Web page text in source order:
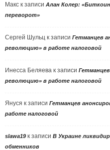
Макс к записи Алан Колер:
переворот»
Сергей Шульц к записи Гетманцев
революцию» в работе налоговой
Инесса Беляева к записи
революцию» в работе налоговой
Януся к записи Гетманцев
работе налоговой
slawa19 к записи В Украине
обменников